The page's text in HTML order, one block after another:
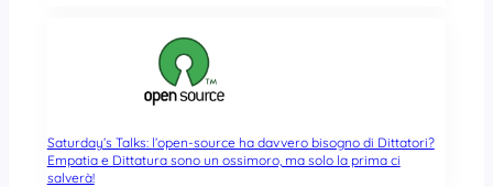
Saturday’s Talks: l’open-source ha davvero bisogno di Dittatori?
Empatia e Dittatura sono un ossimoro, ma solo la prima ci
salverà!